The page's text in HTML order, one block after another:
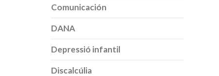
Comunicación
DANA
Depressió infantil
Discalcúlia